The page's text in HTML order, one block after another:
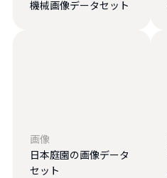
機械画像データセット
画像
日本庭園の画像データ
セット